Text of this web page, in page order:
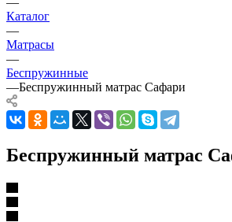
Каталог
—
Матрасы
—
Беспружинные
—Беспружинный матрас Сафари
Беспружинный матрас